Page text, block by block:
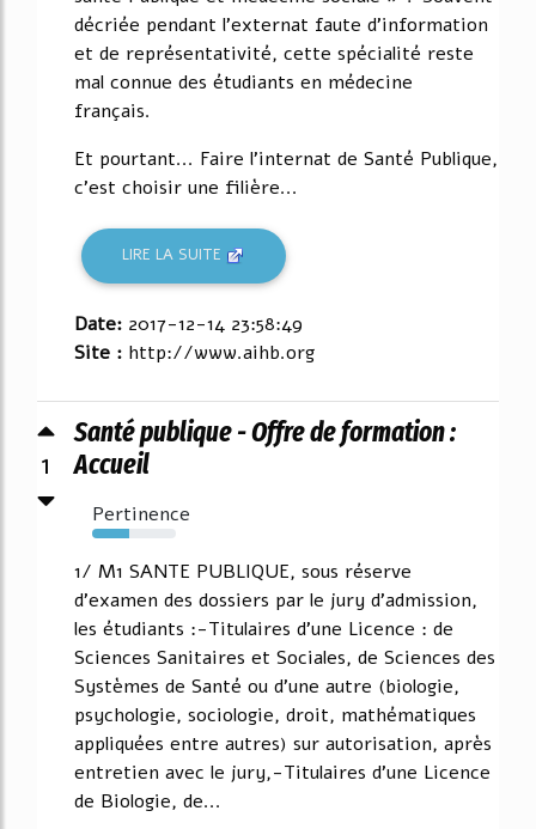
décriée pendant l'externat faute d'information
et de représentativité, cette spécialité reste
mal connue des étudiants en médecine
français.
Et pourtant... Faire l'internat de Santé Publique,
c'est choisir une filière...
LIRE LA SUITE
Date: 2017-12-14 23:58:49
Site : http://www.aihb.org
1
Santé publique - Offre de formation :
Accueil
Pertinence
44%
1/ M1 SANTE PUBLIQUE, sous réserve
d'examen des dossiers par le jury d'admission,
les étudiants :-Titulaires d'une Licence : de
Sciences Sanitaires et Sociales, de Sciences des
Systèmes de Santé ou d'une autre (biologie,
psychologie, sociologie, droit, mathématiques
appliquées entre autres) sur autorisation, après
entretien avec le jury,-Titulaires d'une Licence
de Biologie, de...